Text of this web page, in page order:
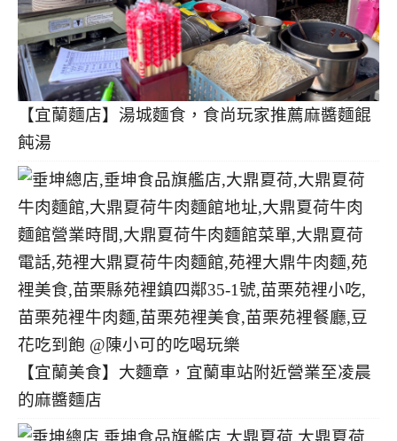
【宜蘭麵店】湯城麵食，食尚玩家推薦麻醬麵餛
飩湯
【宜蘭美食】大麵章，宜蘭車站附近營業至凌晨
的麻醬麵店